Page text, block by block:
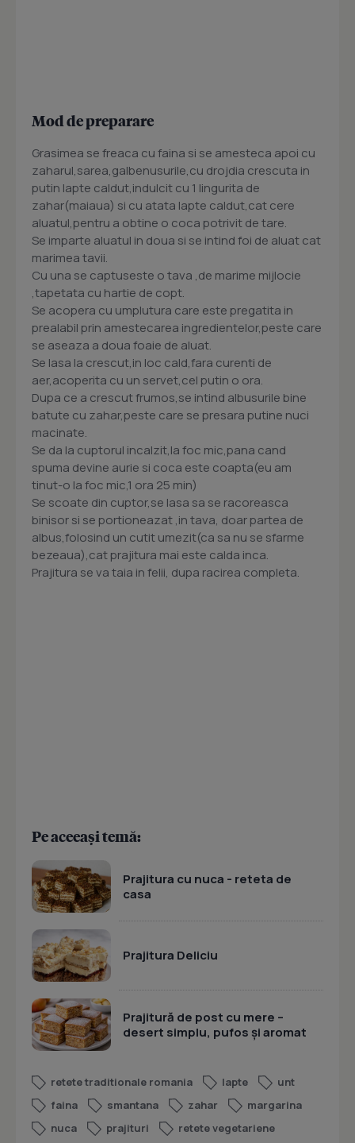
Mod de preparare
Grasimea se freaca cu faina si se amesteca apoi cu
zaharul,sarea,galbenusurile,cu drojdia crescuta in
putin lapte caldut,indulcit cu 1 lingurita de
zahar(maiaua) si cu atata lapte caldut,cat cere
aluatul,pentru a obtine o coca potrivit de tare.
Se imparte aluatul in doua si se intind foi de aluat cat
marimea tavii.
Cu una se captuseste o tava ,de marime mijlocie
,tapetata cu hartie de copt.
Se acopera cu umplutura care este pregatita in
prealabil prin amestecarea ingredientelor,peste care
se aseaza a doua foaie de aluat.
Se lasa la crescut,in loc cald,fara curenti de
aer,acoperita cu un servet,cel putin o ora.
Dupa ce a crescut frumos,se intind albusurile bine
batute cu zahar,peste care se presara putine nuci
macinate.
Se da la cuptorul incalzit,la foc mic,pana cand
spuma devine aurie si coca este coapta(eu am
tinut-o la foc mic,1 ora 25 min)
Se scoate din cuptor,se lasa sa se racoreasca
binisor si se portioneazat ,in tava, doar partea de
albus,folosind un cutit umezit(ca sa nu se sfarme
bezeaua),cat prajitura mai este calda inca.
Prajitura se va taia in felii, dupa racirea completa.
Pe aceeași temă:
Prajitura cu nuca - reteta de
casa
Prajitura Deliciu
Prajitură de post cu mere –
desert simplu, pufos și aromat
retete traditionale romania lapte
unt
faina
smantana zahar
margarina
nuca
prajituri retete vegetariene